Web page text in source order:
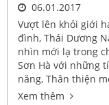
06.01.2017
Vượt lên khỏi giới
đình, Thái Dương
nhìn mới lạ trong
Sơn Hà với những
năng, Thân thiện
Xem thêm